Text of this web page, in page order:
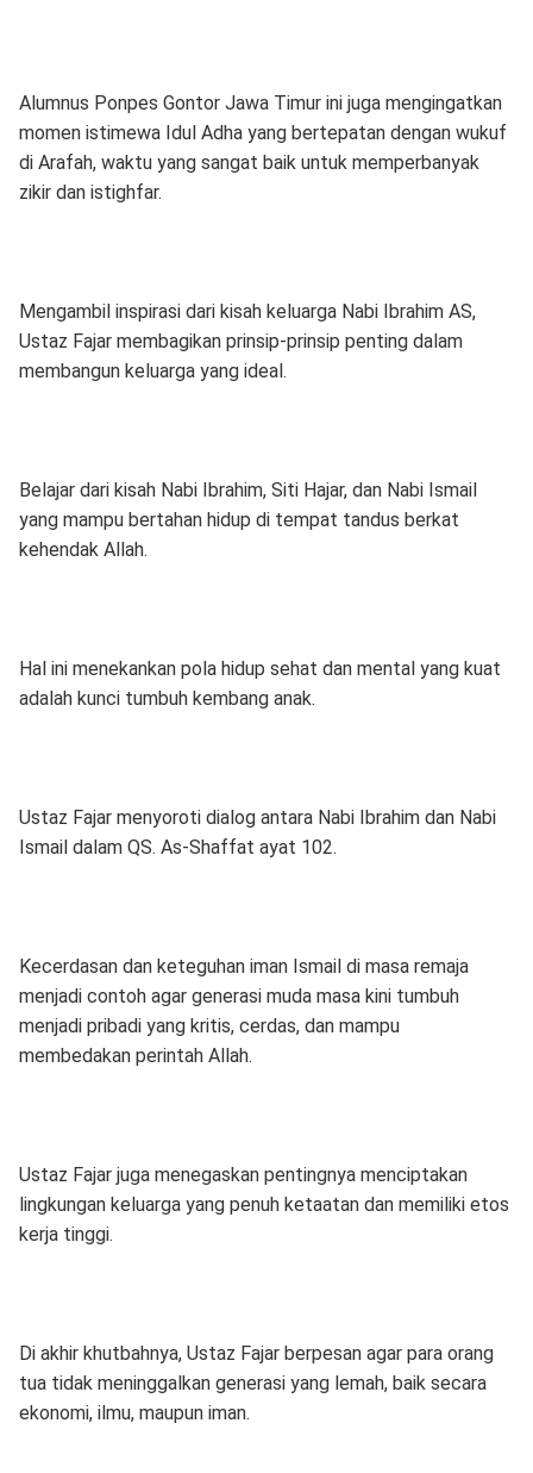
Alumnus Ponpes Gontor Jawa Timur ini juga mengingatkan
momen istimewa Idul Adha yang bertepatan dengan wukuf
di Arafah, waktu yang sangat baik untuk memperbanyak
zikir dan istighfar.
Mengambil inspirasi dari kisah keluarga Nabi Ibrahim AS,
Ustaz Fajar membagikan prinsip-prinsip penting dalam
membangun keluarga yang ideal.
Belajar dari kisah Nabi Ibrahim, Siti Hajar, dan Nabi Ismail
yang mampu bertahan hidup di tempat tandus berkat
kehendak Allah.
Hal ini menekankan pola hidup sehat dan mental yang kuat
adalah kunci tumbuh kembang anak.
Ustaz Fajar menyoroti dialog antara Nabi Ibrahim dan Nabi
Ismail dalam QS. As-Shaffat ayat 102.
Kecerdasan dan keteguhan iman Ismail di masa remaja
menjadi contoh agar generasi muda masa kini tumbuh
menjadi pribadi yang kritis, cerdas, dan mampu
membedakan perintah Allah.
Ustaz Fajar juga menegaskan pentingnya menciptakan
lingkungan keluarga yang penuh ketaatan dan memiliki etos
kerja tinggi.
Di akhir khutbahnya, Ustaz Fajar berpesan agar para orang
tua tidak meninggalkan generasi yang lemah, baik secara
ekonomi, ilmu, maupun iman.